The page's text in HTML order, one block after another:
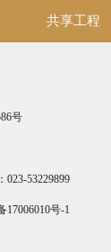
共享工程
号
023-53229899
17006010号-1